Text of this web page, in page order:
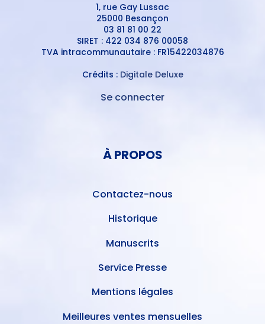
1, rue Gay Lussac
25000 Besançon
03 81 81 00 22
SIRET : 422 034 876 00058
TVA intracommunautaire : FR15422034876
Crédits : Digitale Deluxe
Se connecter
À PROPOS
Contactez-nous
Historique
Manuscrits
Service Presse
Mentions légales
Meilleures ventes mensuelles